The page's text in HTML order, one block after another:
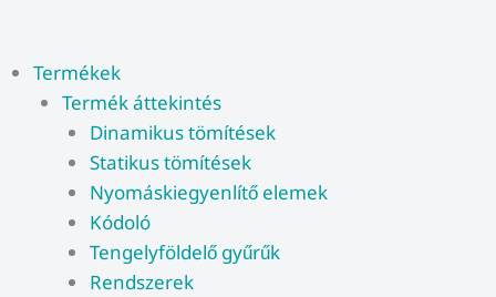
Termékek
Termék áttekintés
Dinamikus tömítések
Statikus tömítések
Nyomáskiegyenlítő elemek
Kódoló
Tengelyföldelő gyűrűk
Rendszerek